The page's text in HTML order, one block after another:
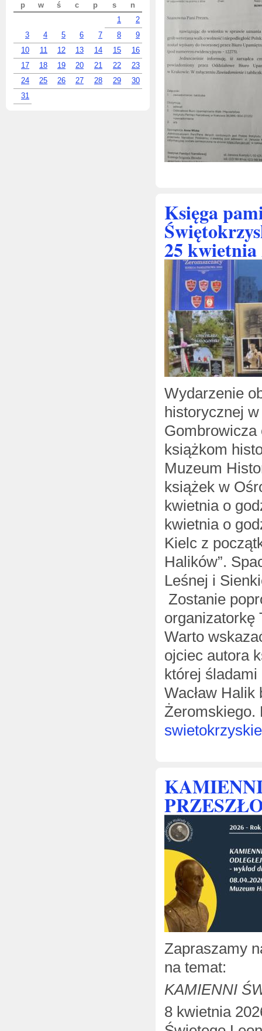
p w ś c p s
n
1
2
3
4 5 6 7 8
9
10
11 12 13 14 15
16
17
18 19 20 21 22
23
24
25 26 27 28 29
30
31
Księga
25 kwietnia
Wydarzenie
historycznej
Gombrowicza
książkom
Muzeum
książek w
kwietnia o
kwietnia o
Kielc z
Halików”.
Leśnej i
Zostanie
organizatorkę
Warto
ojciec autora
której śladami
Wacław
Żeromskiego.
Zapraszamy
na temat:
KAMIENNI
8 kwietnia